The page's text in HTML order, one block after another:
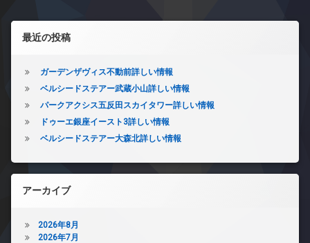
左サイドバー
最近の投稿
ガーデンザヴィス不動前詳しい情報
ベルシードステアー武蔵小山詳しい情報
パークアクシス五反田スカイタワー詳しい情報
ドゥーエ銀座イースト3詳しい情報
ベルシードステアー大森北詳しい情報
アーカイブ
2026年8月
2026年7月